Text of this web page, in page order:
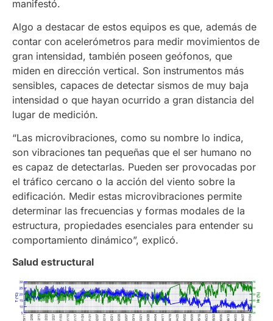
manifestó.
Algo a destacar de estos equipos es que, además de
contar con acelerómetros para medir movimientos de
gran intensidad, también poseen geófonos, que
miden en dirección vertical. Son instrumentos más
sensibles, capaces de detectar sismos de muy baja
intensidad o que hayan ocurrido a gran distancia del
lugar de medición.
“Las microvibraciones, como su nombre lo indica,
son vibraciones tan pequeñas que el ser humano no
es capaz de detectarlas. Pueden ser provocadas por
el tráfico cercano o la acción del viento sobre la
edificación. Medir estas microvibraciones permite
determinar las frecuencias y formas modales de la
estructura, propiedades esenciales para entender su
comportamiento dinámico”, explicó.
Salud estructural